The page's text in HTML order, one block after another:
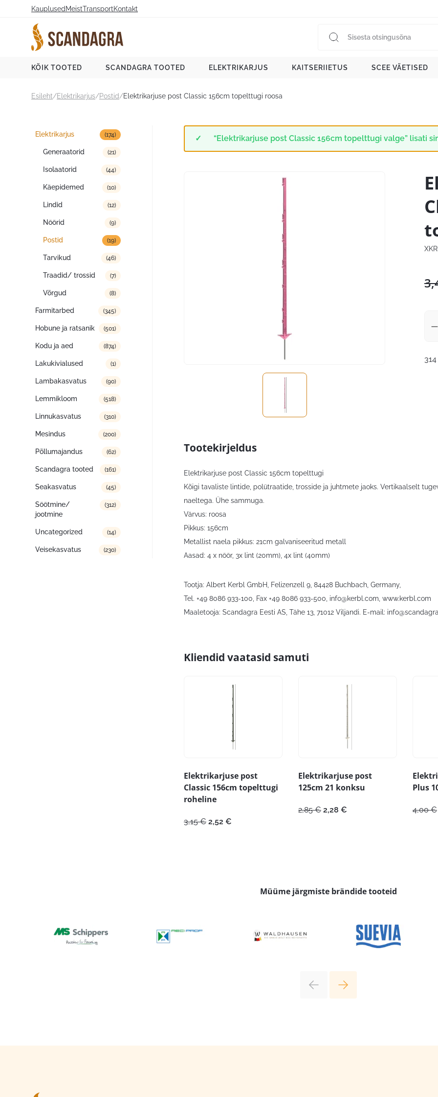
Kauplused MeistTransportKontakt
KÕIK TOOTED SCANDAGRA TOOTED ELEKTRIKARJUS KAITSERIIETUS SCEE VÄETISED
Esileht/Elektrikarjus/Postid/Elektrikarjuse post Classic 156cm topelttugi roosa
Tootekategooriad
Elektrikarjus (174)
Generaatorid (21)
Isolaatorid (44)
Käepidemed (10)
Lindid (12)
Nöörid (9)
Postid (19)
Tarvikud (46)
Traadid/ trossid (7)
Võrgud (8)
Farmitarbed (345)
Hobune ja ratsanik (501)
Kodu ja aed (874)
Lakukivialused (1)
Lambakasvatus (90)
Lemmikloom (518)
Linnukasvatus (310)
Mesindus (200)
Põllumajandus (62)
Scandagra tooted (161)
Seakasvatus (45)
Söötmine/
jootmine
(312)
Uncategorized (14)
Veisekasvatus (230)
“Elektrikarjuse post Classic 156cm topelttugi valge” lisati
Tootekirjeldus
Elektrikarjuse post Classic 156cm topelttugi
Kõigi tavaliste lintide, polütraatide, trosside ja juhtmete jaoks. Vertikaalselt
naeltega. Ühe sammuga.
Värvus: roosa
Pikkus: 156cm
Metallist naela pikkus: 21cm galvaniseeritud metall
Aasad: 4 x nöör, 3x lint (20mm), 4x lint (40mm)
Tootja: Albert Kerbl GmbH, Felizenzell 9, 84428 Buchbach, Germany,
Tel. +49 8086 933-100, Fax +49 8086 933-500, info@kerbl.com , www.kerbl.com
Maaletooja: Scandagra Eesti AS, Tähe 13, 71012 Viljandi. E-mail:
Kliendid vaatasid samuti
Elektrikarjuse post
Classic 156cm topelttugi
roheline
3,15€ Algne
2,52 €
Elektrikarjuse post
125cm 21 konksu
2,85€ Algne
2,28 €
Plus
4,00€
Müüme järgmiste brändide tooteid